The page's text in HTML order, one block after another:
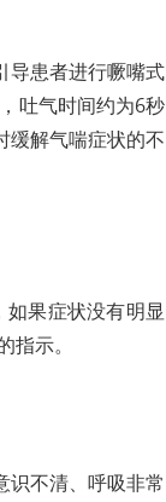
导患者进行噘嘴式
吐气时间约为6秒
缓解气喘症状的不
如果症状没有明显
示。
识不清、呼吸非常